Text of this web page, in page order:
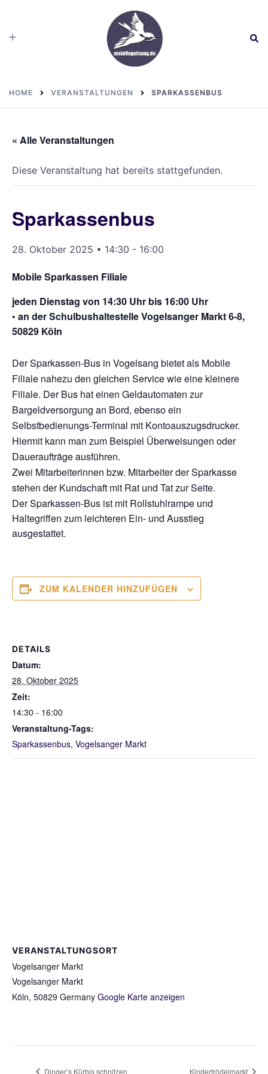
content
Toggle
HOME VERANSTALTUNGEN SPARKASSENBUS
« Alle Veranstaltungen
Diese Veranstaltung hat bereits stattgefunden.
Sparkassenbus
28. Oktober 2025 • 14:30 - 16:00
Mobile Sparkassen Filiale
jeden Dienstag von 14:30 Uhr bis 16:00 Uhr
• an der Schulbushaltestelle Vogelsanger Markt 6-8,
50829 Köln
Der Sparkassen-Bus in Vogelsang bietet als Mobile
Filiale nahezu den gleichen Service wie eine kleinere
Filiale. Der Bus hat einen Geldautomaten zur
Bargeldversorgung an Bord, ebenso ein
Selbstbedienungs-Terminal mit Kontoauszugsdrucker.
Hiermit kann man zum Beispiel Überweisungen oder
Daueraufträge ausführen.
Zwei Mitarbeiterinnen bzw. Mitarbeiter der Sparkasse
stehen der Kundschaft mit Rat und Tat zur Seite.
Der Sparkassen-Bus ist mit Rollstuhlrampe und
Haltegriffen zum leichteren Ein- und Ausstieg
ausgestattet.
ZUM KALENDER HINZUFÜGEN
DETAILS
Datum:
28. Oktober 2025
Zeit:
14:30 - 16:00
Veranstaltung-Tags:
Sparkassenbus, Vogelsanger Markt
VERANSTALTUNGSORT
Vogelsanger Markt
Vogelsanger Markt
Köln, 50829 Germany Google Karte anzeigen
Dinger’s Kürbis schnitzen Kindertrödelmarkt